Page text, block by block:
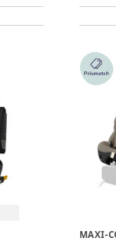
MAXI-